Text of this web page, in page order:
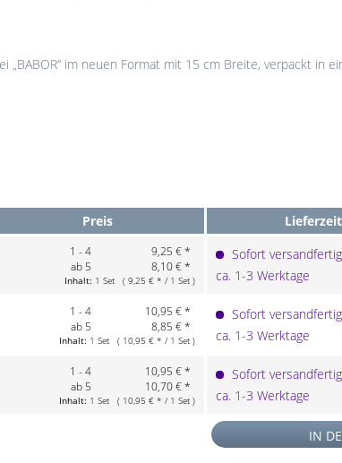
im neuen Format mit 15 cm Breite, verpackt in
Preis Lieferzeit
1 - 4
9,25 € *
ab 5
8,10 € *
Inhalt: 1 Set ( 9,25 € * / 1 Set )
Sofort
ca. 1-3 Werktage
1 - 4
10,95 € *
ab 5
8,85 € *
Inhalt: 1 Set ( 10,95 € * / 1 Set )
Sofort
ca. 1-3 Werktage
1 - 4
10,95 € *
ab 5
10,70 € *
Inhalt: 1 Set ( 10,95 € * / 1 Set )
Sofort
ca. 1-3 Werktage
IN